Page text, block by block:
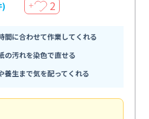
) ＋ 2
間に合わせて作業してくれる
の汚れを染色で直せる
養生まで気を配ってくれる